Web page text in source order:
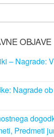
OBJAVE
– Nagrade:
Nagrade
Predmeti